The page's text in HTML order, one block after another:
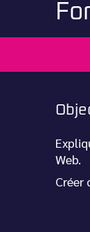
Web.
Créer